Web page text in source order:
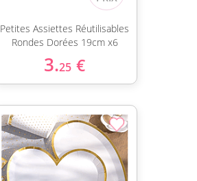
Petites Assiettes Réutilisables
Rondes Dorées 19cm x6
3.25 €